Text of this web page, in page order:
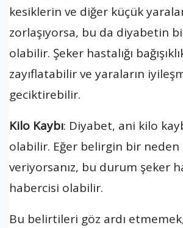
kesiklerin ve diğer küçük
zorlaşıyorsa, bu da diyabetin
olabilir. Şeker hastalığı
zayıflatabilir ve yaraların
geciktirebilir.
Kilo Kaybı: Diyabet, ani kilo
olabilir. Eğer belirgin bir
veriyorsanız, bu durum şeker
habercisi olabilir.
Bu belirtileri göz ardı